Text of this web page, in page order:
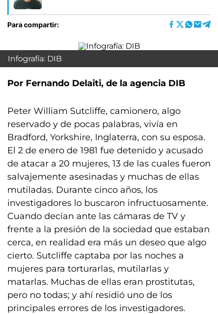
Para compartir:
Infografía: DIB
Por Fernando Delaiti, de la agencia DIB
Peter William Sutcliffe, camionero, algo
reservado y de pocas palabras, vivía en
Bradford, Yorkshire, Inglaterra, con su esposa.
El 2 de enero de 1981 fue detenido y acusado
de atacar a 20 mujeres, 13 de las cuales fueron
salvajemente asesinadas y muchas de ellas
mutiladas. Durante cinco años, los
investigadores lo buscaron infructuosamente.
Cuando decían ante las cámaras de TV y
frente a la presión de la sociedad que estaban
cerca, en realidad era más un deseo que algo
cierto. Sutcliffe captaba por las noches a
mujeres para torturarlas, mutilarlas y
matarlas. Muchas de ellas eran prostitutas,
pero no todas; y ahí residió uno de los
principales errores de los investigadores.